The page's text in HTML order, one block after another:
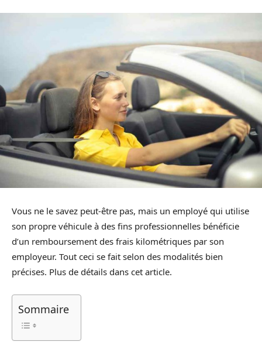
Vous ne le savez peut-être pas, mais un employé qui utilise
son propre véhicule à des fins professionnelles bénéficie
d’un remboursement des frais kilométriques par son
employeur. Tout ceci se fait selon des modalités bien
précises. Plus de détails dans cet article.
Sommaire